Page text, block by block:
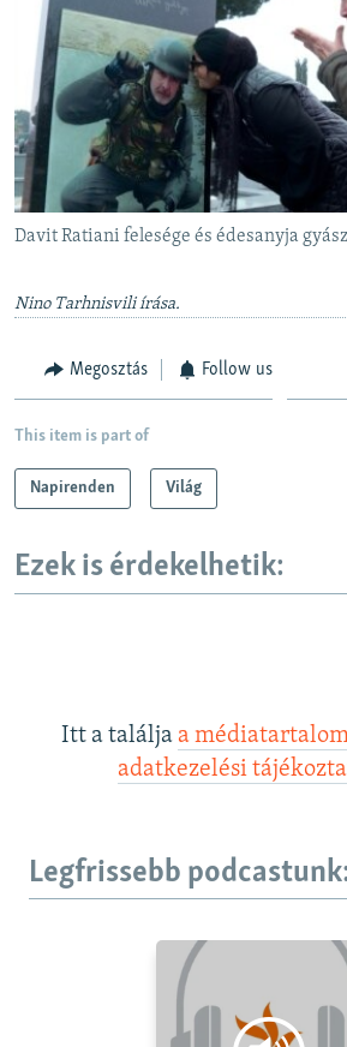
Davit Ratiani felesége és édesanyja
Nino Tarhnisvili írása.
Megosztás Follow us
This item is part of
Napirenden Világ
Ezek is érdekelhetik:
Itt a találja a
adatkezelési
Legfrissebb podcastunk: